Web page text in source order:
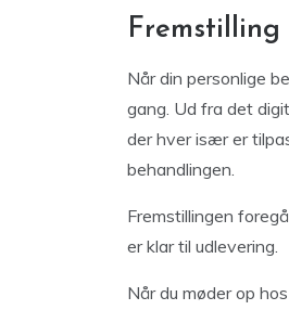
Når din personlige
gang. Ud fra det
der hver især er
behandlingen.
Fremstillingen
er klar til udlevering.
Når du møder op